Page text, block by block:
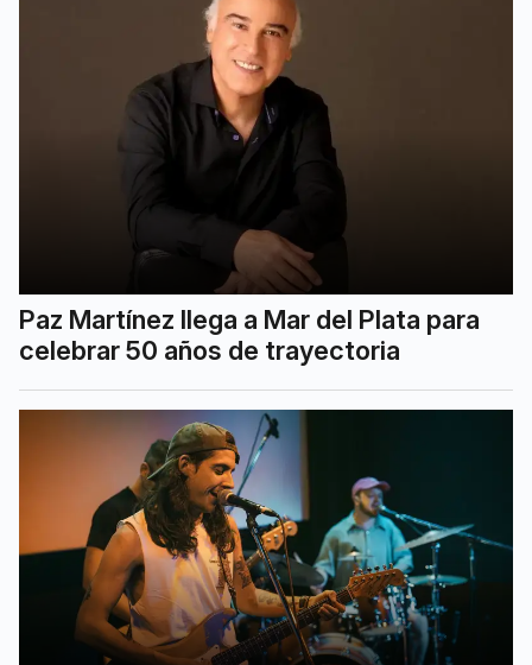
Paz Martínez llega a Mar del Plata para
celebrar 50 años de trayectoria